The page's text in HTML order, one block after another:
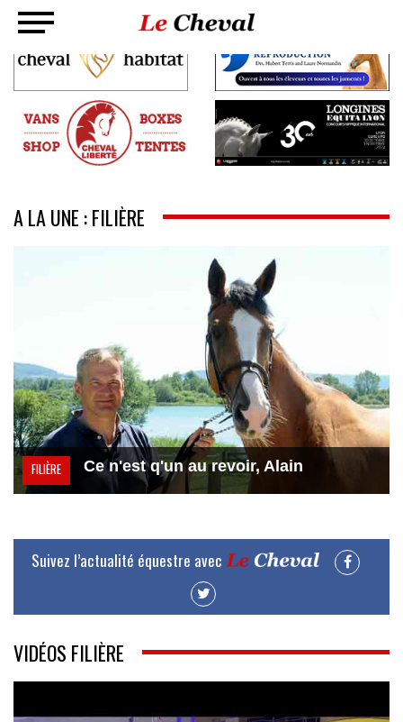
A LA UNE : FILIÈRE
FILIÈRE Ce n'est q'un au revoir, Alain
Suivez l’actualité équestre avec
VIDÉOS FILIÈRE